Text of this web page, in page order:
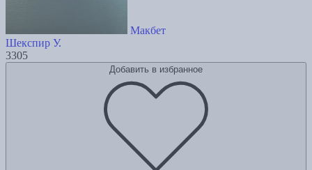
Макбет
Шекспир У.
3305
Добавить в избранное